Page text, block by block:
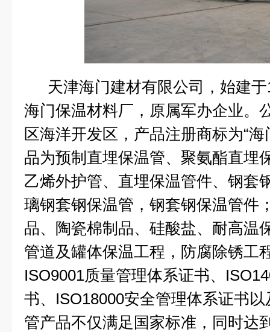
天津海门建材有限公司，始建于
海门保温材料厂，原属军办企业。
区海洋开发区，产品注册商标为“
品为预制直埋保温管、聚氨酯直埋
乙烯外护管、直埋保温管件、钢套
璃钢套钢保温管，钢套钢保温管件
品、陶瓷棉制品、硅酸盐、耐高温
管道及罐体保温工程，防腐除锈工
ISO9001质量管理体系证书、
书、 ISO18000安全管理体系证书
管产品不仅满足国家标准，同时达